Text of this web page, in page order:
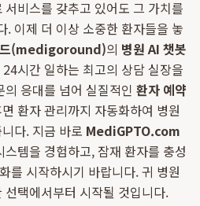
비스를 갖추고 있어도 그 가치를
. 이제 더 이상 소중한 환자들을 놓
드(medigoround)의 병원 AI 챗봇
시간 일하는 최고의 상담 실장을
응대를 넘어 실질적인 환자 예약
환자 관리까지 자동화하여 병원
다. 지금 바로 MediGPTO.com
템을 경험하고, 잠재 환자를 충성
를 시작하시기 바랍니다. 귀 병원
택에서부터 시작될 것입니다.